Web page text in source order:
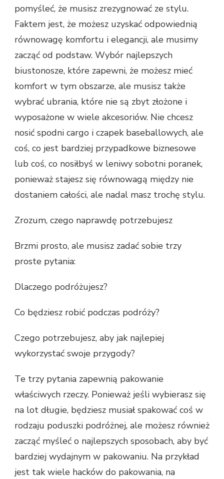
pomyśleć, że musisz zrezygnować ze stylu.
Faktem jest, że możesz uzyskać odpowiednią
równowagę komfortu i elegancji, ale musimy
zacząć od podstaw. Wybór najlepszych
biustonosze, które zapewni, że możesz mieć
komfort w tym obszarze, ale musisz także
wybrać ubrania, które nie są zbyt złożone i
wyposażone w wiele akcesoriów. Nie chcesz
nosić spodni cargo i czapek baseballowych, ale
coś, co jest bardziej przypadkowe biznesowe
lub coś, co nosiłbyś w leniwy sobotni poranek,
ponieważ stajesz się równowagą między nie
dostaniem całości, ale nadal masz trochę stylu.
Zrozum, czego naprawdę potrzebujesz
Brzmi prosto, ale musisz zadać sobie trzy
proste pytania:
Dlaczego podróżujesz?
Co będziesz robić podczas podróży?
Czego potrzebujesz, aby jak najlepiej
wykorzystać swoje przygody?
Te trzy pytania zapewnią pakowanie
właściwych rzeczy. Ponieważ jeśli wybierasz się
na lot długie, będziesz musiał spakować coś w
rodzaju poduszki podróżnej, ale możesz również
zacząć myśleć o najlepszych sposobach, aby być
bardziej wydajnym w pakowaniu. Na przykład
jest tak wiele hacków do pakowania, na